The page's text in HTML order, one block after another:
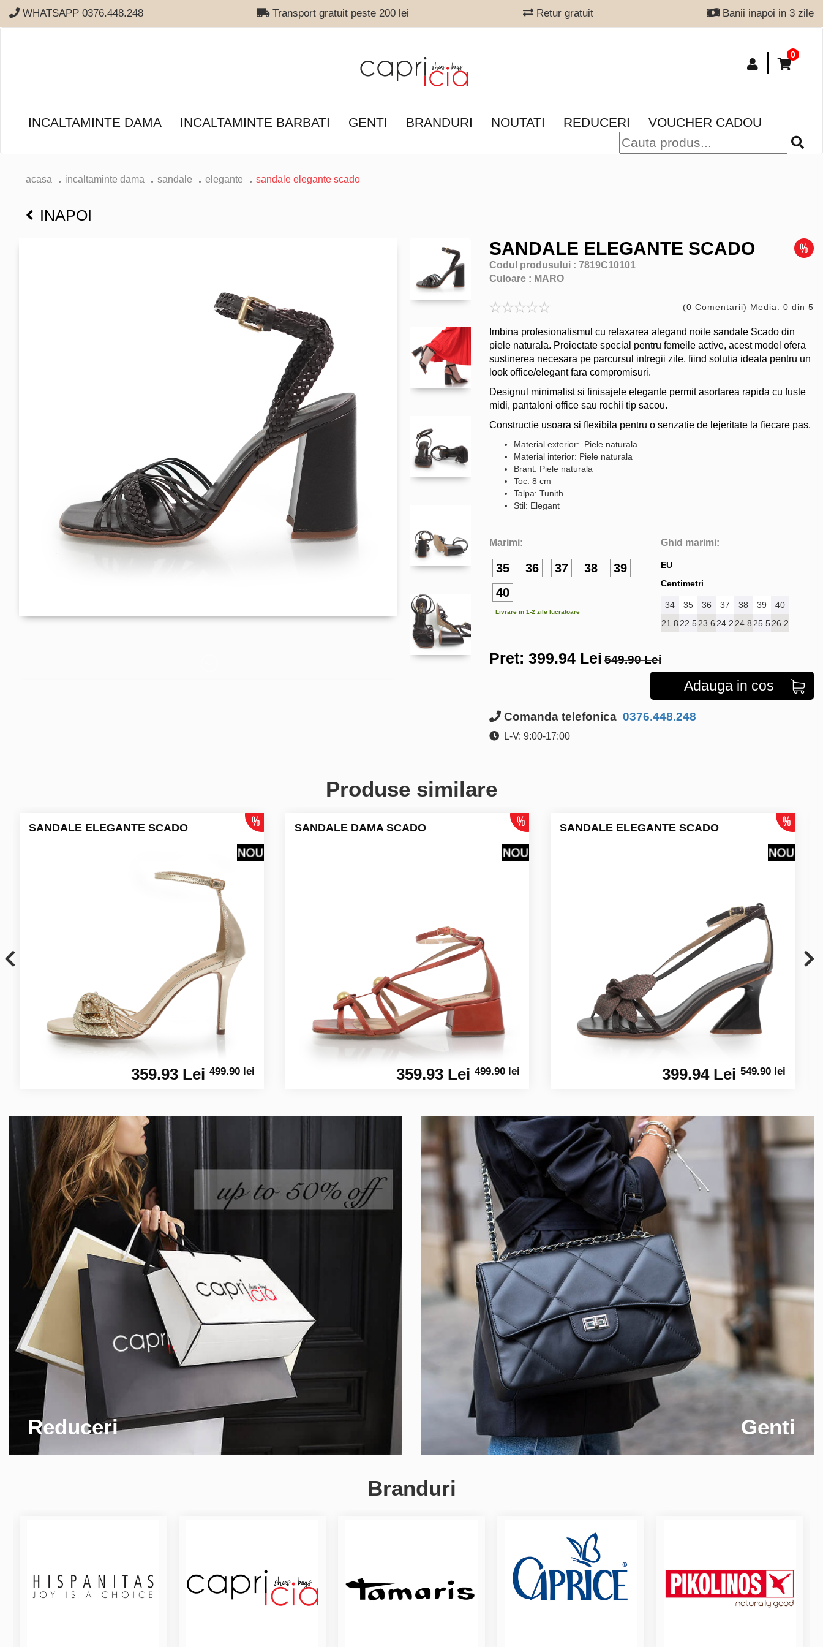
WHATSAPP 0376.448.248 Transport gratuit peste 200 lei Retur gratuit Banii inapoi in 3 zile
0
INCALTAMINTE DAMA INCALTAMINTE BARBATI GENTI BRANDURI NOUTATI REDUCERI VOUCHER CADOU
acasa incaltaminte dama sandale elegante sandale elegante scado
INAPOI
SANDALE ELEGANTE SCADO
Codul produsului : 7819C10101
Culoare : MARO
(0 Comentarii) Media: 0 din 5
Imbina profesionalismul cu relaxarea alegand noile sandale Scado din
piele naturala. Proiectate special pentru femeile active, acest model ofera
sustinerea necesara pe parcursul intregii zile, fiind solutia ideala pentru un
look office/elegant fara compromisuri.
Designul minimalist si finisajele elegante permit asortarea rapida cu fuste
midi, pantaloni office sau rochii tip sacou.
Constructie usoara si flexibila pentru o senzatie de lejeritate la fiecare pas.
Material exterior: Piele naturala
Material interior: Piele naturala
Brant: Piele naturala
Toc: 8 cm
Talpa: Tunith
Stil: Elegant
Marimi:
35 36 37 38
39
40
Livrare in 1-2 zile lucratoare
Ghid marimi:
EU
Centimetri
34 35 36 37 38 39
40
21.8 22.523.6 24.2 24.8 25.526.2
Pret: 399.94 Lei 549.90 Lei
Adauga in cos
Comanda telefonica 0376.448.248
L-V: 9:00-17:00
Produse similare
SANDALE ELEGANTE SCADO
359.93 Lei499.90 lei
SANDALE DAMA SCADO
359.93 Lei499.90 lei
SANDALE ELEGANTE SCADO
399.94 Lei549.90 lei
Reduceri Genti
Branduri